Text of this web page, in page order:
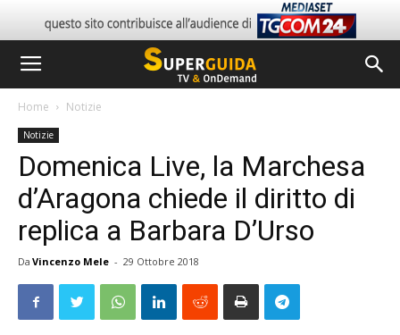
Home Notizie
Notizie
Domenica Live, la Marchesa
d’Aragona chiede il diritto di
replica a Barbara D’Urso
Da Vincenzo Mele - 29 Ottobre 2018